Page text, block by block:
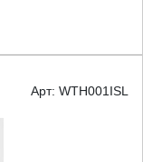
Арт: WTH001ISL